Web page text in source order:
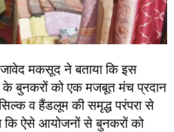
मकसूद ने बताया कि इस
बुनकरों को एक मजबूत मंच प्रदान
व हैंडलूम की समृद्ध परंपरा से
कि ऐसे आयोजनों से बुनकरों को